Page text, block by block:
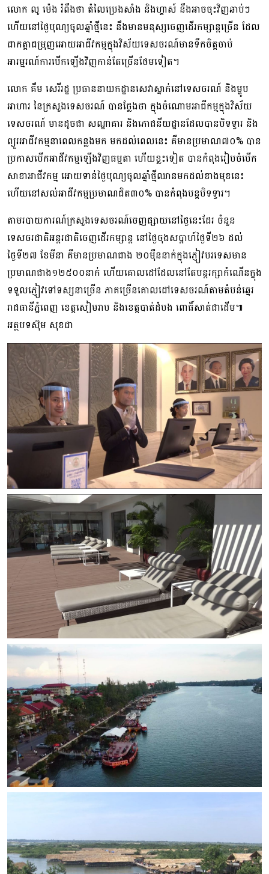
លោក លូ ម៉េង រំពឹងថា តំលៃប្រេងសាំង និងហ្គាស៍​ នឹងអាចចុះវិញឆាប់ៗ
ហើយ​នៅថ្ងៃបុណ្យ​ចូល​ឆ្នាំថ្មីនេះ ​នឹង​មាន​មនុស្ស​ចេញដើរកម្សាន្តច្រើ​ន ដែល
ជា​កត្តាជម្រុញ​អោយអាជីវកម្មក្នុង​វិស័យ​ទេសចរណ៍​មានទឹកចិត្តចាប់
អារម្មរណ៍ការបើកឡើងវិញ​កាន់តែច្រើនថែមទៀត។
លោក គឹម សេរីរដ្ឋ ប្រធាននាយកដ្ឋានសេវាស្នាក់នៅទេសចរណ៍ ​និងម្ហូប
អាហារ នៃក្រសួងទេសចរណ៍ បានថ្លែងថា ​ក្នុងចំណោមអាជីកម្មក្នុងវិស័យ
ទេសចរណ៍ ​មានដូចជា សណ្ឋាគារ និង​ភោជនីយដ្ឋាន​ដែលបានបិទទ្វារ ​និង
ព្យួរអាជីវកម្មនាពេល​កន្លងមក មកដល់​ពេលនេះ​ គឺមានប្រមាណ៧០% ​បាន
ប្រកាសបើកអាជីវកម្មឡើងវិញធម្មតា ​ហើយខ្លះទៀត បាន​កំពុងរៀបចំបើក
សាខាអាជីវកម្ម ​អោយទាន់ថ្ងៃបុណ្យចូលឆ្នាំថ្មី​ឈាន​មកដល់ខាងមុខនេះ
ហើយ​នៅសល់អាជីវកម្មប្រមាណជិត៣០% បានកំពុងបន្តបិទទ្វារ។
តាមរបាយការណ៍ក្រសួងទេសចរណ៍ចេញផ្សាយ​នៅថ្ងៃនេះដែរ ចំនួន
ទេសចរ​ជាតិ​អន្តរជាតិចេញ​ដើរ​កម្សាន្ត នៅថ្ងៃចុងសប្តាហ៍ថ្ងៃទី២៦ ​ដល់
ថ្ងៃទី២៧​ ខែមីនា គឺមានប្រមាណជាង ២០ម៉ឺននាក់​ក្នុង​ភ្ញៀវបរទេស​មាន
ប្រមាណជាង១២៥០០នាក់ ​ហើយ​គោលដៅ​ដែលនៅតែបន្តរក្សាកំណើន​ក្នុង​
ទទួលភ្ញៀវ​ទៅទស្សនាច្រើន​ ភាគច្រើនគោលដៅទេសចរណ៍តាមតំបន់ឆ្នេរ ​
រាជធានីភ្នំពេញ ខេត្តសៀមរាប និងខេត្តបាត់ដំបង ​ពោធិ៍សាត់ជាដើម៕
អត្ថបទស៊ុម សុខជា